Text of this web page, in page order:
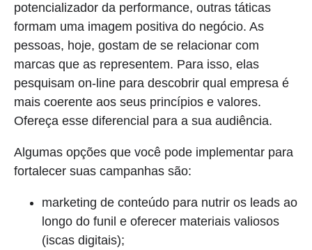
potencializador da performance, outras táticas
formam uma imagem positiva do negócio. As
pessoas, hoje, gostam de se relacionar com
marcas que as representem. Para isso, elas
pesquisam on-line para descobrir qual empresa é
mais coerente aos seus princípios e valores.
Ofereça esse diferencial para a sua audiência.
Algumas opções que você pode implementar para
fortalecer suas campanhas são:
marketing de conteúdo para nutrir os leads ao
longo do funil e oferecer materiais valiosos
(iscas digitais);